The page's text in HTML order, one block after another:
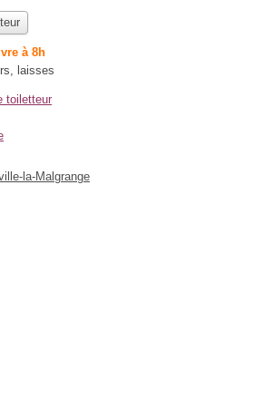
à 8h
, laisses
toiletteur
la-Malgrange